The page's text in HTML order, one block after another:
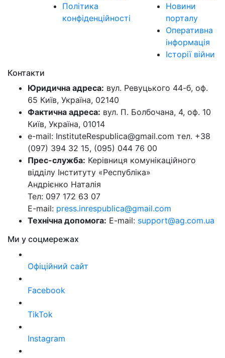
Політика
конфіденційності
Новини
порталу
Оперативна
інформація
Історії війни
Контакти
Юридична адреса: вул. Ревуцького 44-б, оф.
65 Київ, Україна, 02140
Фактична адреса: вул. П. Болбочана, 4, оф. 10
Київ, Україна, 01014
e-mail: InstituteRespublica@gmail.com тел. +38
(097) 394 32 15, (095) 044 76 00
Прес-служба: Керівниця комунікаційного
відділу Інституту «Республіка»
Андрієнко Наталія
Тел: 097 172 63 07
E-mail: press.inrespublica@gmail.com
Технічна допомога: E-mail: support@ag.com.ua
Ми у соцмережах
Офіційний сайт
Facebook
TikTok
Instagram